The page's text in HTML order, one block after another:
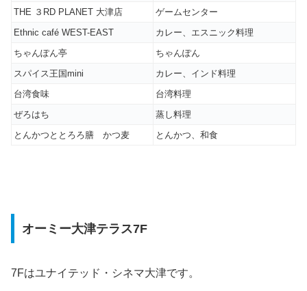
THE ３RD PLANET 大津店
ゲームセンター
Ethnic café WEST-EAST
カレー、エスニック料理
ちゃんぽん亭
ちゃんぽん
スパイス王国mini
カレー、インド料理
台湾食味
台湾料理
ぜろはち
蒸し料理
とんかつととろろ膳 かつ麦
とんかつ、和食
オーミー大津テラス7F
7Fはユナイテッド・シネマ大津です。